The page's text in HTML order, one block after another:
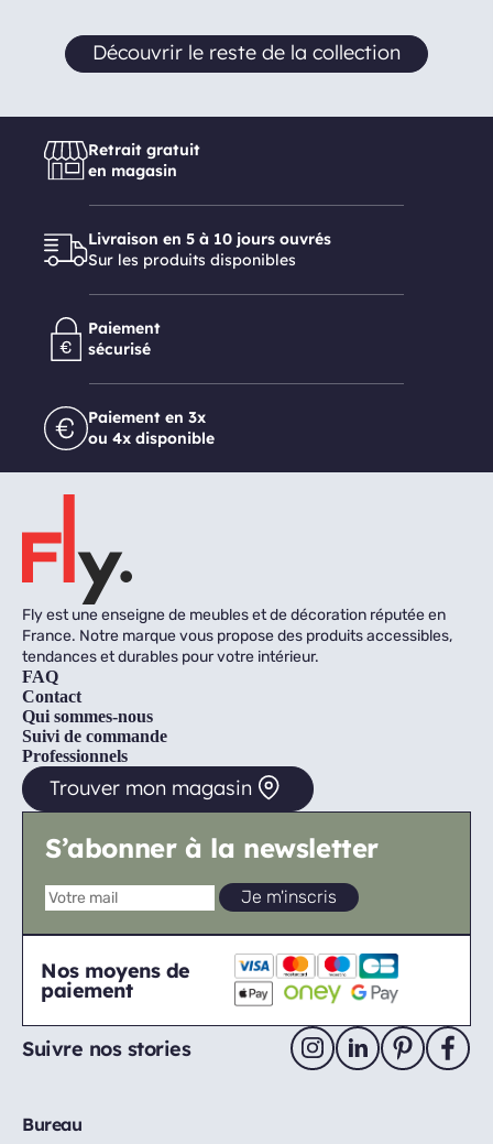
Découvrir le reste de la collection
Retrait gratuit
en magasin
Livraison en 5 à 10 jours ouvrés
Sur les produits disponibles
Paiement
sécurisé
Paiement en 3x
ou 4x disponible
Fly est une enseigne de meubles et de décoration réputée en
France. Notre marque vous propose des produits accessibles,
tendances et durables pour votre intérieur.
FAQ
Contact
Qui sommes-nous
Suivi de commande
Professionnels
Trouver mon magasin
S’abonner à la newsletter
Nos moyens de
paiement
Suivre nos stories
Bureau